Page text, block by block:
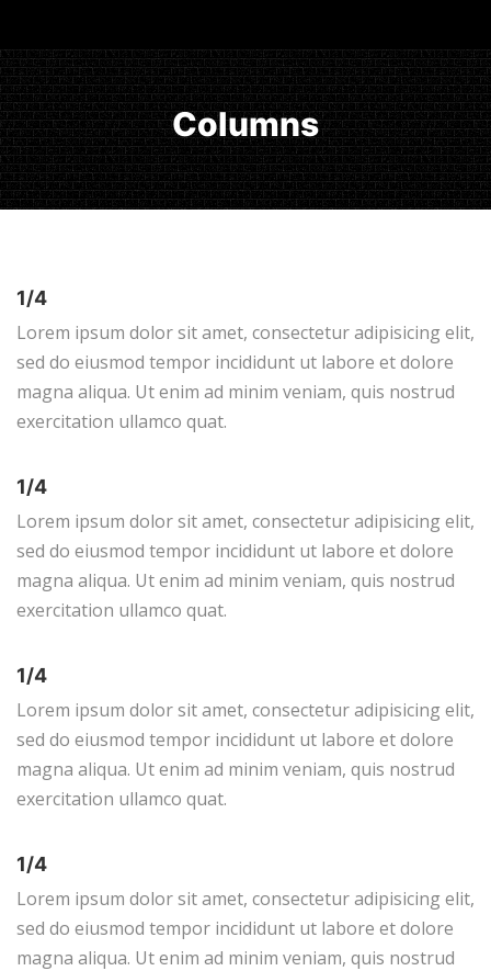
Columns
1/4
Lorem ipsum dolor sit amet, consectetur adipisicing elit,
sed do eiusmod tempor incididunt ut labore et dolore
magna aliqua. Ut enim ad minim veniam, quis nostrud
exercitation ullamco quat.
1/4
Lorem ipsum dolor sit amet, consectetur adipisicing elit,
sed do eiusmod tempor incididunt ut labore et dolore
magna aliqua. Ut enim ad minim veniam, quis nostrud
exercitation ullamco quat.
1/4
Lorem ipsum dolor sit amet, consectetur adipisicing elit,
sed do eiusmod tempor incididunt ut labore et dolore
magna aliqua. Ut enim ad minim veniam, quis nostrud
exercitation ullamco quat.
1/4
Lorem ipsum dolor sit amet, consectetur adipisicing elit,
sed do eiusmod tempor incididunt ut labore et dolore
magna aliqua. Ut enim ad minim veniam, quis nostrud